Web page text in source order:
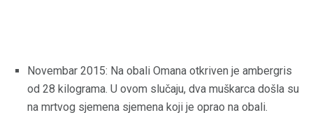
Novembar 2015: Na obali Omana otkriven je ambergris
od 28 kilograma. U ovom slučaju, dva muškarca došla su
na mrtvog sjemena sjemena koji je oprao na obali.